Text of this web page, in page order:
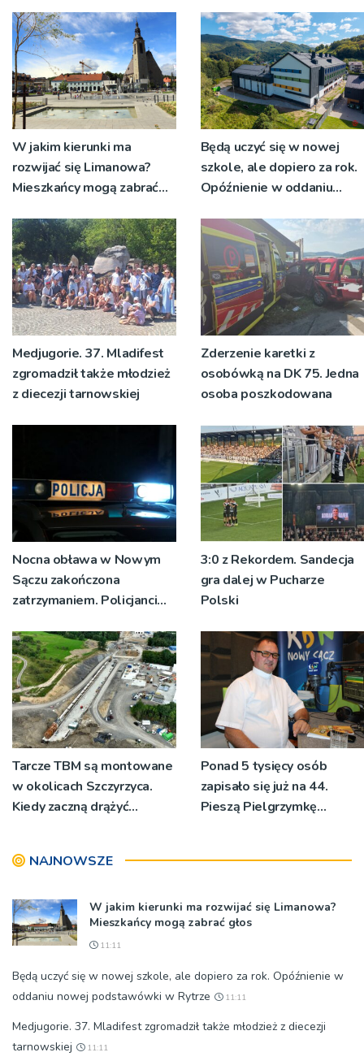
W jakim kierunki ma
rozwijać się Limanowa?
Mieszkańcy mogą zabrać
Będą uczyć się w nowej
szkole, ale dopiero za rok.
Opóźnienie w oddaniu
Rytrze
Medjugorie. 37. Mladifest
zgromadził także młodzież
z diecezji tarnowskiej
Zderzenie karetki z
osobówką na DK 75. Jedna
osoba poszkodowana
Nocna obława w Nowym
Sączu zakończona
zatrzymaniem. Policjanci
dźgnięcia 31-letniego
mężczyzny
3:0 z Rekordem. Sandecja
gra dalej w Pucharze
Polski
Tarcze TBM są montowane
w okolicach Szczyrzyca.
Kiedy zaczną drążyć
Ponad 5 tysięcy osób
zapisało się już na 44.
Pieszą Pielgrzymkę
NAJNOWSZE
W jakim kierunki ma rozwijać się Limanowa?
Mieszkańcy mogą zabrać głos
11:11
Będą uczyć się w nowej szkole, ale dopiero za rok. Opóźnienie w
oddaniu nowej podstawówki w Rytrze
11:11
Medjugorie. 37. Mladifest zgromadził także młodzież z diecezji
tarnowskiej
11:11